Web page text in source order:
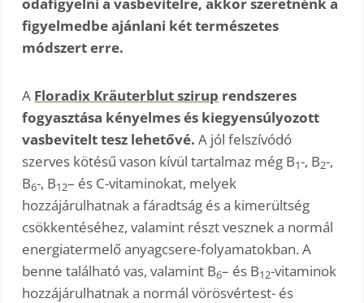
figyelmedbe ajánlani két természetes
módszert erre.
A Floradix Kräuterblut szirup rendszeres
fogyasztása kényelmes és kiegyensúlyozott
vasbevitelt tesz lehetővé.A jól felszívódó
szerves kötésű vason kívül tartalmaz még B1-, B2-,
B6-, B12– és C-vitaminokat, melyek
hozzájárulhatnak a fáradtság és a kimerültség
csökkentéséhez, valamint részt vesznek a normál
energiatermelő anyagcsere-folyamatokban. A
benne található vas, valamint B6– és B12-vitaminok
hozzájárulhatnak a normál vörösvértest- és